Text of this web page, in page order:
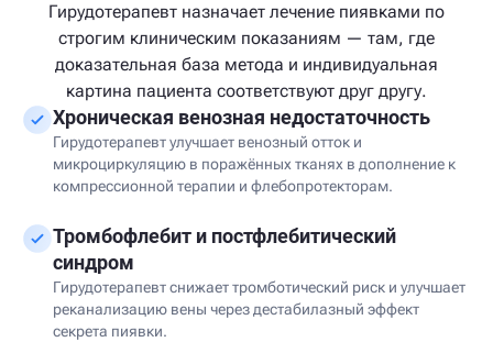
Гирудотерапевт назначает лечение пиявками по
строгим клиническим показаниям — там, где
доказательная база метода и индивидуальная
картина пациента соответствуют друг другу.
Хроническая венозная недостаточность
Гирудотерапевт улучшает венозный отток и
микроциркуляцию в поражённых тканях в дополнение к
компрессионной терапии и флебопротекторам.
Тромбофлебит и постфлебитический
синдром
Гирудотерапевт снижает тромботический риск и улучшает
реканализацию вены через дестабилазный эффект
секрета пиявки.